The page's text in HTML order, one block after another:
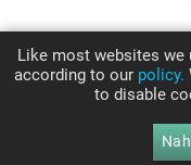
Like most websites
according to our policy.
to disable